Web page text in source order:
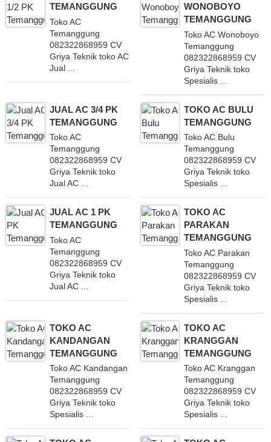
TEMANGGUNG
Toko AC
Temanggung
082322868959 CV
Griya Teknik toko AC
Jual ...
WONOBOYO
TEMANGGUNG
Toko AC Wonoboyo
Temanggung
082322868959 CV
Griya Teknik toko
Spesialis ...
JUAL AC 3/4 PK
TEMANGGUNG
Toko AC
Temanggung
082322868959 CV
Griya Teknik toko
Jual AC ...
TOKO AC BULU
TEMANGGUNG
Toko AC Bulu
Temanggung
082322868959 CV
Griya Teknik toko
Spesialis ...
JUAL AC 1 PK
TEMANGGUNG
Toko AC
Temanggung
082322868959 CV
Griya Teknik toko
Jual AC ...
TOKO AC
PARAKAN
TEMANGGUNG
Toko AC Parakan
Temanggung
082322868959 CV
Griya Teknik toko
Spesialis ...
TOKO AC
KANDANGAN
TEMANGGUNG
Toko AC Kandangan
Temanggung
082322868959 CV
Griya Teknik toko
Spesialis ...
TOKO AC
KRANGGAN
TEMANGGUNG
Toko AC Kranggan
Temanggung
082322868959 CV
Griya Teknik toko
Spesialis ...